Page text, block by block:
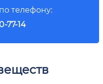
телефону:
77-14